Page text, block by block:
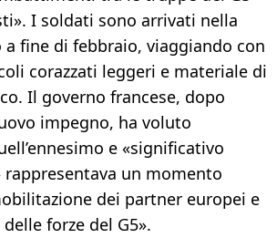
I soldati sono arrivati nella
fine di febbraio, viaggiando con
corazzati leggeri e materiale di
Il governo francese, dopo
impegno, ha voluto
e «significativo
rappresentava un momento
dei partner europei e
forze del G5».